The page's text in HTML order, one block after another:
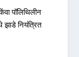
पॉलिथिलीन
झाडे नियंत्रित